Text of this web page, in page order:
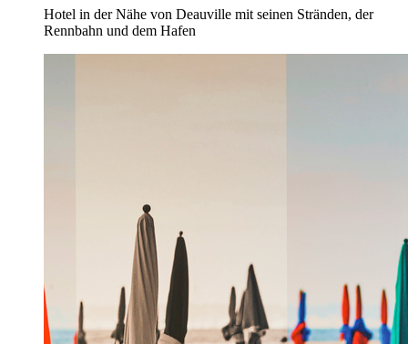
Hotel in der Nähe von Deauville mit seinen Stränden, der
Rennbahn und dem Hafen